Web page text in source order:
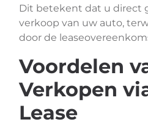
Dit betekent dat u direct
verkoop van uw auto,
door de
Voordelen
Verkopen
Lease